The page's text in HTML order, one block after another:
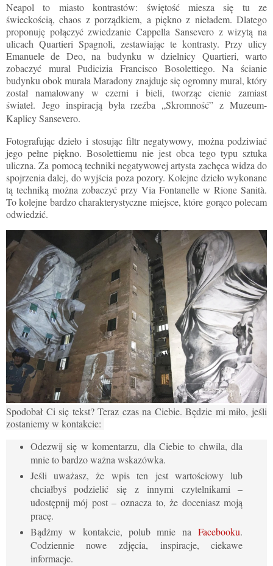
Neapol to miasto kontrastów: świętość miesza się tu ze
świeckością, chaos z porządkiem, a piękno z nieładem. Dlatego
proponuję połączyć zwiedzanie Cappella Sansevero z wizytą na
ulicach Quartieri Spagnoli, zestawiając te kontrasty. Przy ulicy
Emanuele de Deo, na budynku w dzielnicy Quartieri, warto
zobaczyć mural Pudicizia Francisco Bosolettiego. Na ścianie
budynku obok murala Maradony znajduje się ogromny mural, który
został namalowany w czerni i bieli, tworząc cienie zamiast
świateł. Jego inspiracją była rzeźba „Skromność” z Muzeum-
Kaplicy Sansevero.
Fotografując dzieło i stosując filtr negatywowy, można podziwiać
jego pełne piękno. Bosolettiemu nie jest obca tego typu sztuka
uliczna. Za pomocą techniki negatywowej artysta zachęca widza do
spojrzenia dalej, do wyjścia poza pozory. Kolejne dzieło wykonane
tą techniką można zobaczyć przy Via Fontanelle w Rione Sanità.
To kolejne bardzo charakterystyczne miejsce, które gorąco polecam
odwiedzić.
Spodobał Ci się tekst? Teraz czas na Ciebie. Będzie mi miło, jeśli
zostaniemy w kontakcie:
Odezwij się w komentarzu, dla Ciebie to chwila, dla
mnie to bardzo ważna wskazówka.
Jeśli uważasz, że wpis ten jest wartościowy lub
chciałbyś podzielić się z innymi czytelnikami –
udostępnij mój post – oznacza to, że doceniasz moją
pracę.
Bądźmy w kontakcie, polub mnie naFacebooku.
Codziennie nowe zdjęcia, inspiracje, ciekawe
informacje.